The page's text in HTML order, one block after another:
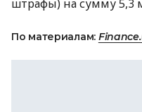
штрафы) на сумму 5,3
По материалам: